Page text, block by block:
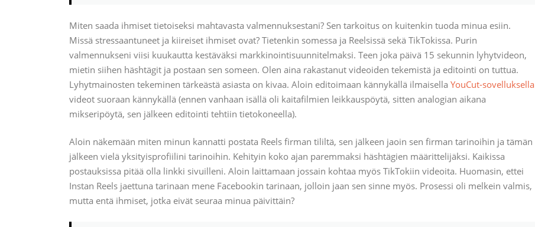
Miten saada ihmiset tietoiseksi mahtavasta valmennuksestani? Sen tarkoitus on kuitenkin tuoda minua esiin.
Missä stressaantuneet ja kiireiset ihmiset ovat? Tietenkin somessa ja Reelsissä sekä TikTokissa. Purin
valmennukseni viisi kuukautta kestäväksi markkinointisuunnitelmaksi. Teen joka päivä 15 sekunnin lyhytvideon,
mietin siihen häshtägit ja postaan sen someen. Olen aina rakastanut videoiden tekemistä ja editointi on tuttua.
Lyhytmainosten tekeminen tärkeästä asiasta on kivaa. Aloin editoimaan kännykällä ilmaisella YouCut-sovelluksella
videot suoraan kännykällä (ennen vanhaan isällä oli kaitafilmien leikkauspöytä, sitten analogian aikana
mikseripöytä, sen jälkeen editointi tehtiin tietokoneella).
Aloin näkemään miten minun kannatti postata Reels firman tililtä, sen jälkeen jaoin sen firman tarinoihin ja tämän
jälkeen vielä yksityisprofiilini tarinoihin. Kehityin koko ajan paremmaksi häshtägien määrittelijäksi. Kaikissa
postauksissa pitää olla linkki sivuilleni. Aloin laittamaan jossain kohtaa myös TikTokiin videoita. Huomasin, ettei
Instan Reels jaettuna tarinaan mene Facebookin tarinaan, jolloin jaan sen sinne myös. Prosessi oli melkein valmis,
mutta entä ihmiset, jotka eivät seuraa minua päivittäin?